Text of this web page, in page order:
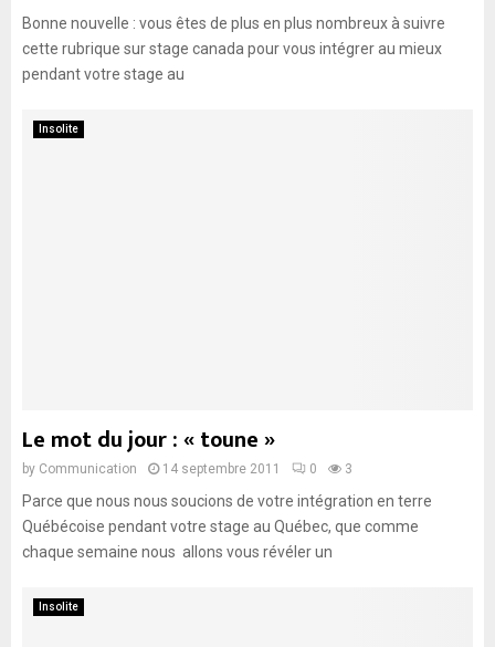
Bonne nouvelle : vous êtes de plus en plus nombreux à suivre
cette rubrique sur stage canada pour vous intégrer au mieux
pendant votre stage au
Insolite
Le mot du jour : « toune »
by Communication 14 septembre 2011 0 3
Parce que nous nous soucions de votre intégration en terre
Québécoise pendant votre stage au Québec, que comme
chaque semaine nous allons vous révéler un
Insolite